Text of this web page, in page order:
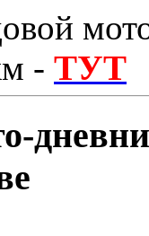
- ТУТ